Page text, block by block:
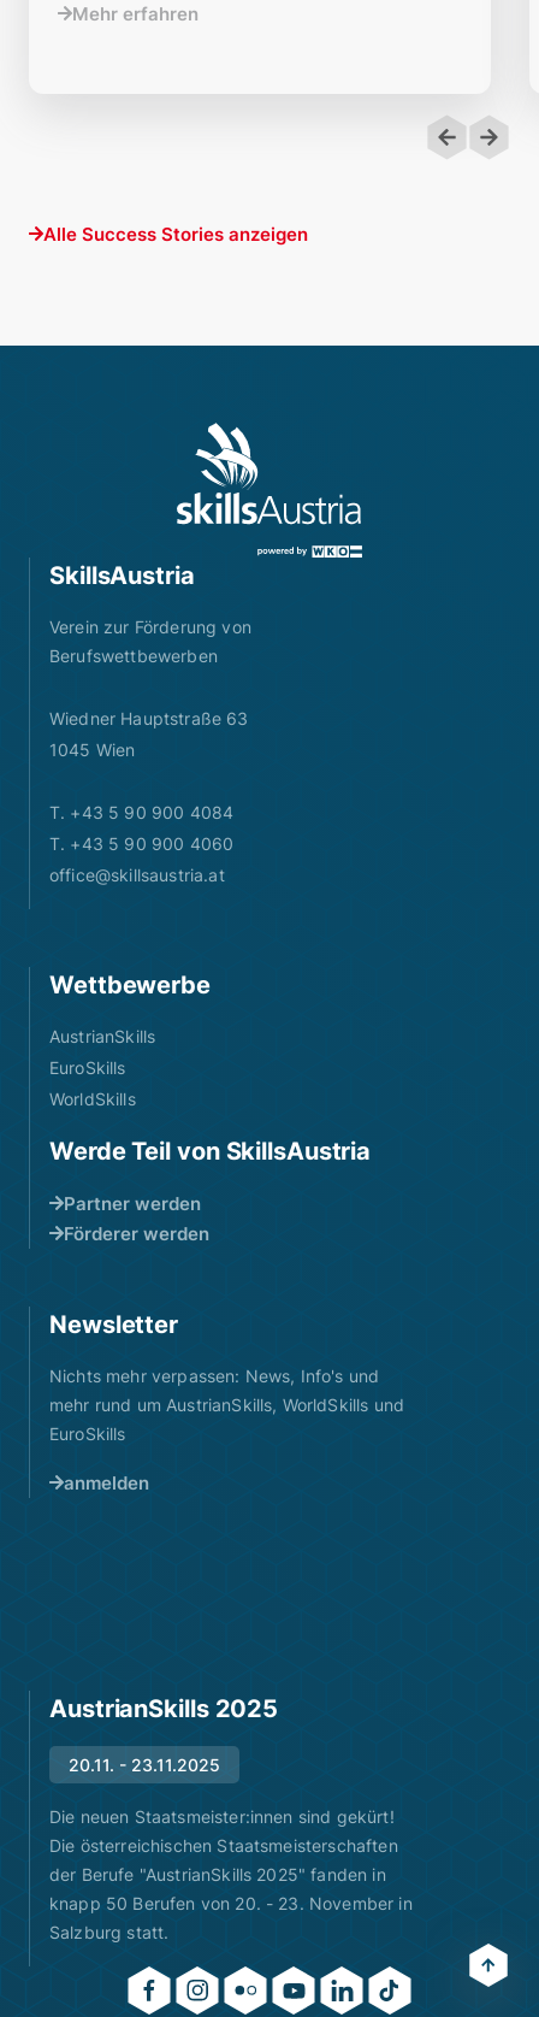
Mehr erfahren
Alle Success Stories anzeigen
SkillsAustria
Verein zur Förderung von
Berufswettbewerben
Wiedner Hauptstraße 63
1045 Wien
T. +43 5 90 900 4084
T. +43 5 90 900 4060
office@skillsaustria.at
Wettbewerbe
AustrianSkills
EuroSkills
WorldSkills
Werde Teil von SkillsAustria
Partner werden
Förderer werden
Newsletter
Nichts mehr verpassen: News, Info's und
mehr rund um AustrianSkills, WorldSkills und
EuroSkills
anmelden
AustrianSkills 2025
20.11. - 23.11.2025
Die neuen Staatsmeister:innen sind gekürt!
Die österreichischen Staatsmeisterschaften
der Berufe "AustrianSkills 2025" fanden in
knapp 50 Berufen von 20. - 23. November in
Salzburg statt.